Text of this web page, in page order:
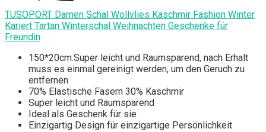
TUSOPORT Damen Schal Wollvlies Kaschmir Fashion Winter
Kariert Tartan Winterschal Weihnachten Geschenke für
Freundin
150*20cm.Super leicht und Raumsparend, nach Erhalt
muss es einmal gereinigt werden, um den Geruch zu
entfernen
70% Elastische Fasern 30% Kaschmir
Super leicht und Raumsparend
Ideal als Geschenk für sie
Einzigartig Design für einzigartige Persönlichkeit